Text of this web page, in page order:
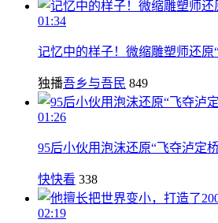
01:34
记忆中的样子！微缩雕塑师还原
独播吾乡与吾民 849
01:26
95后小伙用泡沫还原“飞夺泸定
快快看 338
02:19